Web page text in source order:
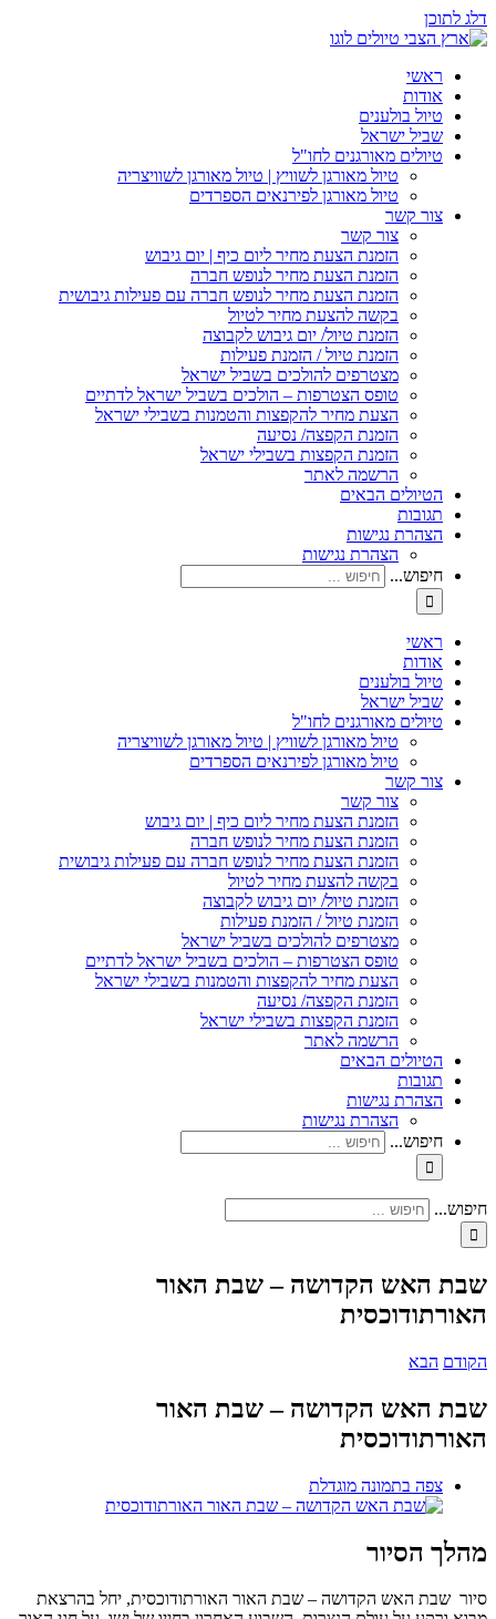
דלג לתוכן
ראשי
אודות
טיול בולענים
שביל ישראל
טיולים מאורגנים לחו"ל
טיול מאורגן לשוויץ | טיול מאורגן לשוויצריה
טיול מאורגן לפירנאים הספרדים
צור קשר
צור קשר
הזמנת הצעת מחיר ליום כיף | יום גיבוש
הזמנת הצעת מחיר לנופש חברה
הזמנת הצעת מחיר לנופש חברה עם פעילות גיבושית
בקשה להצעת מחיר לטיול
הזמנת טיול/ יום גיבוש לקבוצה
הזמנת טיול / הזמנת פעילות
מצטרפים להולכים בשביל ישראל
טופס הצטרפות – הולכים בשביל ישראל לדתיים
הצעת מחיר להקפצות והטמנות בשבילי ישראל
הזמנת הקפצה/ נסיעה
הזמנת הקפצות בשבילי ישראל
הרשמה לאתר
הטיולים הבאים
תגובות
הצהרת נגישות
הצהרת נגישות
חיפוש...
ראשי
אודות
טיול בולענים
שביל ישראל
טיולים מאורגנים לחו"ל
טיול מאורגן לשוויץ | טיול מאורגן לשוויצריה
טיול מאורגן לפירנאים הספרדים
צור קשר
צור קשר
הזמנת הצעת מחיר ליום כיף | יום גיבוש
הזמנת הצעת מחיר לנופש חברה
הזמנת הצעת מחיר לנופש חברה עם פעילות גיבושית
בקשה להצעת מחיר לטיול
הזמנת טיול/ יום גיבוש לקבוצה
הזמנת טיול / הזמנת פעילות
מצטרפים להולכים בשביל ישראל
טופס הצטרפות – הולכים בשביל ישראל לדתיים
הצעת מחיר להקפצות והטמנות בשבילי ישראל
הזמנת הקפצה/ נסיעה
הזמנת הקפצות בשבילי ישראל
הרשמה לאתר
הטיולים הבאים
תגובות
הצהרת נגישות
הצהרת נגישות
חיפוש...
חיפוש...
שבת האש הקדושה – שבת האור
האורתודוכסית
הקודם הבא
שבת האש הקדושה – שבת האור
האורתודוכסית
צפה בתמונה מוגדלת
מהלך הסיור
סיור שבת האש הקדושה – שבת האור האורתודוכסית, יחל בהרצאת